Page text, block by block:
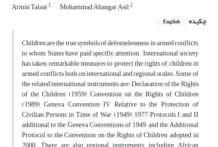
Armin Talaat1 Mohammad Ahangar Asil2
چکیده English
Children are the true symbols of defenselessness in armed conflicts,
to whom States have paid specific attention. International society
has taken remarkable measures to protect the rights of children in
armed conflicts, both on international and regional scales. Some of
the related international instruments are: Declaration of the Rights
of the Children (1959), Convention on the Rights of Children
(1989), Geneva Convention IV Relative to the Protection of
Civilian Persons in Time of War (1949), 1977 Protocols I and II
additional to the Geneva Conventions of 1949, and the Additional
Protocol to the Convention on the Rights of Children, adopted in